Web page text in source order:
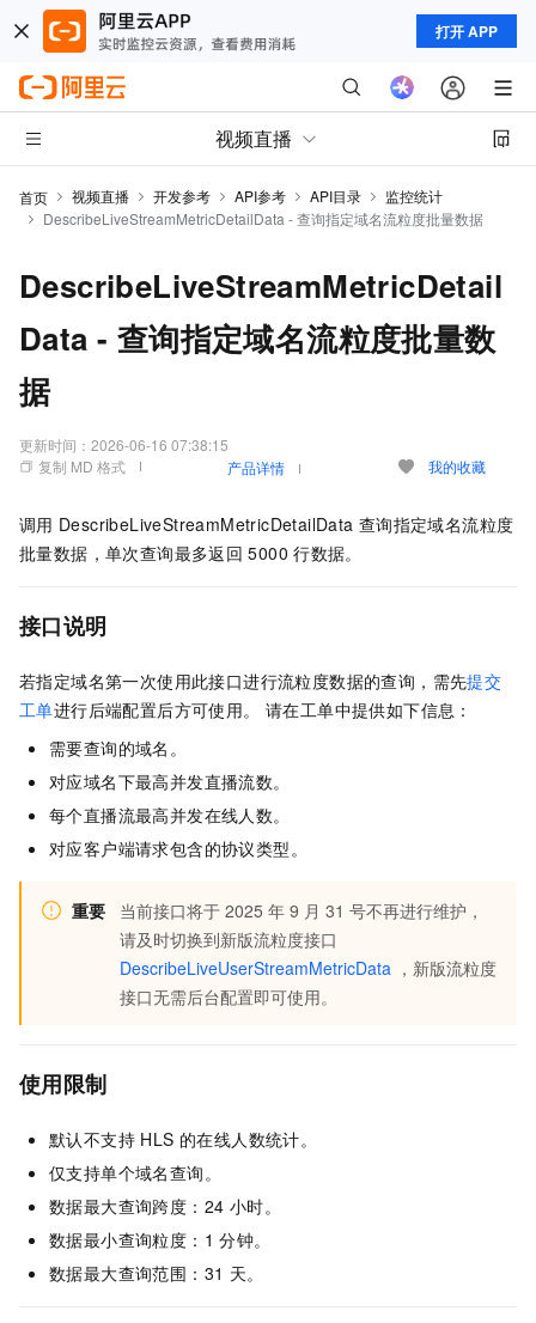
打开 APP
视频直播
首页 视频直播 开发参考 API参考 API目录
监控统计
DescribeLiveStreamMetricDetailData - 查询指定域名流粒度批量数据
DescribeLiveStreamMetricDetail
Data - 查询指定域名流粒度批量数
据
更新时间： 2026-06-16 07:38:15
复制 MD 格式
产品详情 我的收藏
调用 DescribeLiveStreamMetricDetailData 查询指定域名流粒度
批量数据，单次查询最多返回 5000 行数据。
接口说明
若指定域名第一次使用此接口进行流粒度数据的查询，需先提交
工单进行后端配置后方可使用。 请在工单中提供如下信息：
需要查询的域名。
对应域名下最高并发直播流数。
每个直播流最高并发在线人数。
对应客户端请求包含的协议类型。
重要
当前接口将于 2025 年 9 月 31 号不再进行维护，
请及时切换到新版流粒度接口
DescribeLiveUserStreamMetricData ，新版流粒度
接口无需后台配置即可使用。
使用限制
默认不支持 HLS 的在线人数统计。
仅支持单个域名查询。
数据最大查询跨度：24 小时。
数据最小查询粒度：1 分钟。
数据最大查询范围：31 天。